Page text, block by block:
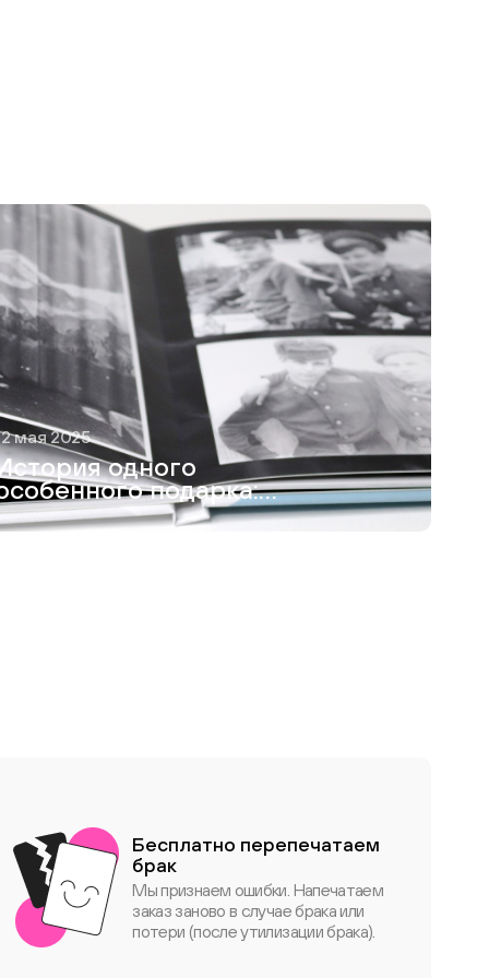
мая 2025
одного
подарка:
я создавала
для
Бесплатно перепечатаем
брак
Мы признаем ошибки. Напечатаем
заказ заново в случае брака или
потери (после утилизации брака).